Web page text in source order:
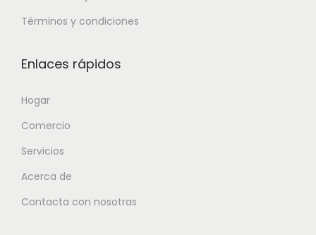
Términos y condiciones
Enlaces rápidos
Hogar
Comercio
Servicios
Acerca de
Contacta con nosotras